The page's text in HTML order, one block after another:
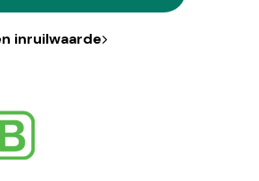
inruilwaarde